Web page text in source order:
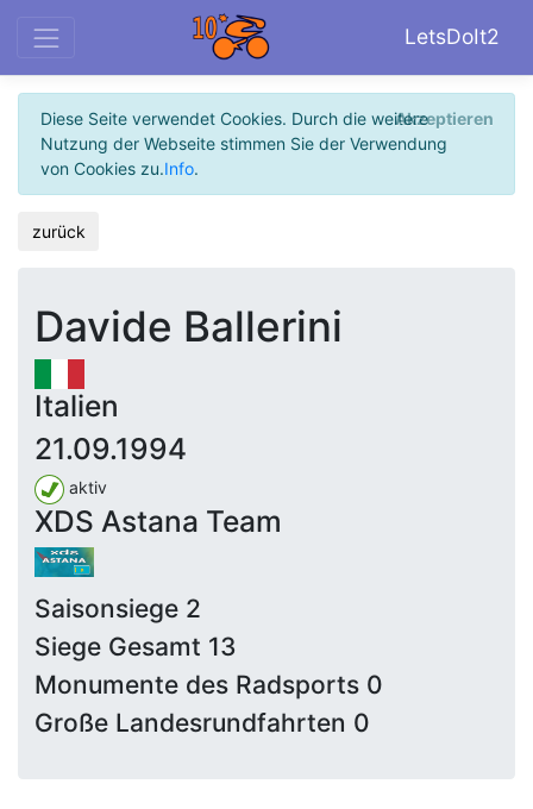
LetsDoIt2
Diese Seite verwendet Cookies. Durch die weitere
Nutzung der Webseite stimmen Sie der Verwendung
von Cookies zu.Info.
Akzeptieren
zurück
Davide Ballerini
Italien
21.09.1994
aktiv
XDS Astana Team
Saisonsiege 2
Siege Gesamt 13
Monumente des Radsports 0
Große Landesrundfahrten 0